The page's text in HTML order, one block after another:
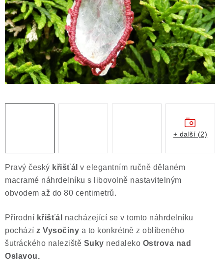
NALEZIŠTĚ
NÁŠ PŘÍBĚH
VIDEOGALERIE
Výkup minerálů a drahých kamenů
Formulář pro uplatnění reklamace
Poučení o právu na odstoupení od smlouvy
Pravý český křišťál v elegantním ručně dělaném
macramé náhrdelníku s libovolně nastavitelným
obvodem až do 80 centimetrů.
Přírodní křišťál
nacházející se v tomto náhrdelníku
pochází z Vysočiny a to konkrétně z oblíbeného
šutráckého naleziště Suky nedaleko Ostrova nad
Oslavou.
+ další (2)